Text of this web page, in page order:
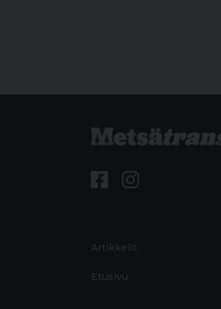
Artikkelit
Etusivu